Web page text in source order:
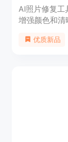
AI照片修复工
增强颜色和清
的家庭照片
优质新品